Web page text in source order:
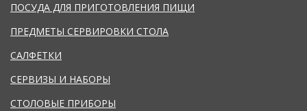
ПОСУДА ДЛЯ ПРИГОТОВЛЕНИЯ ПИЩИ
ПРЕДМЕТЫ СЕРВИРОВКИ СТОЛА
САЛФЕТКИ
СЕРВИЗЫ И НАБОРЫ
СТОЛОВЫЕ ПРИБОРЫ